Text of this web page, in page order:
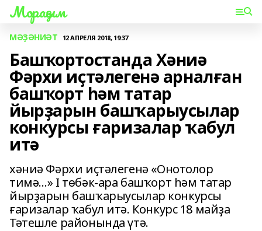
Мораҙым
МӘҘӘНИӘТ 12 АПРЕЛЯ 2018, 19:37
Башҡортостанда Хәниә
Фәрхи иҫтәлегенә арналған
башҡорт һәм татар
йырҙарын башҡарыусылар
конкурсы ғаризалар ҡабул
итә
хәниә Фәрхи иҫтәлегенә «Онотолор
тимә…» I төбәк-ара башҡорт һәм татар
йырҙарын башҡарыусылар конкурсы
ғаризалар ҡабул итә. Конкурс 18 майҙа
Тәтешле районында үтә.